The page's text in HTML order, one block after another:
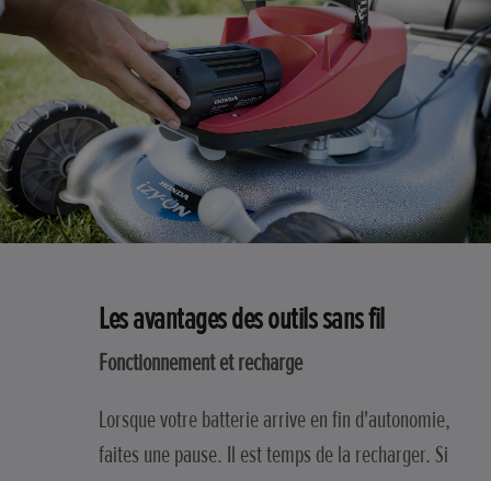
Les avantages des outils sans fil
Fonctionnement et recharge
Lorsque votre batterie arrive en fin d'autonomie,
faites une pause. Il est temps de la recharger. Si